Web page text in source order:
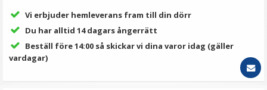
Vi erbjuder hemleverans fram till din dörr
Du har alltid 14 dagars ångerrätt
Beställ före 14:00 så skickar vi dina varor idag (gäller
vardagar)